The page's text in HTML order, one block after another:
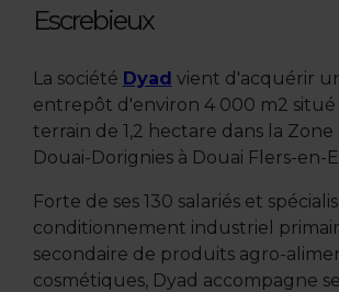
Escrebieux
La société Dyad vient d'acquérir
entrepôt d'environ 4 000 m2
terrain de 1,2 hectare dans la
Douai-Dorignies à Douai Flers-en-
Forte de ses 130 salariés et
conditionnement industriel
secondaire de produits agro-
cosmétiques, Dyad accompagne